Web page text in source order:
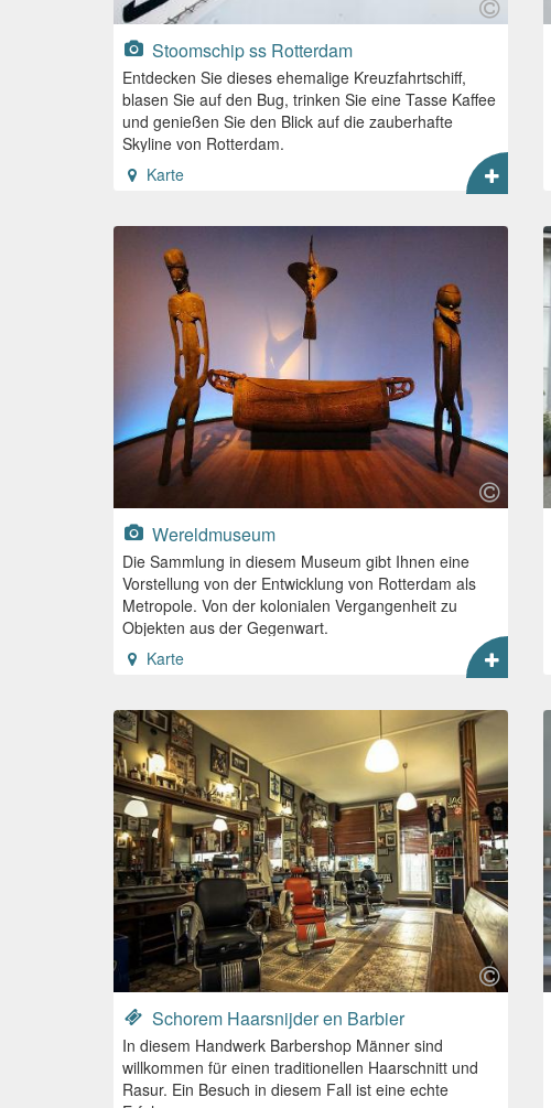
Stoomschip ss Rotterdam
Entdecken Sie dieses ehemalige Kreuzfahrtschiff,
blasen Sie auf den Bug, trinken Sie eine Tasse Kaffee
und genießen Sie den Blick auf die zauberhafte
Skyline von Rotterdam.
Karte
Wereldmuseum
Die Sammlung in diesem Museum gibt Ihnen eine
Vorstellung von der Entwicklung von Rotterdam als
Metropole. Von der kolonialen Vergangenheit zu
Objekten aus der Gegenwart.
Karte
Schorem Haarsnijder en Barbier
In diesem Handwerk Barbershop Männer sind
willkommen für einen traditionellen Haarschnitt und
Rasur. Ein Besuch in diesem Fall ist eine echte